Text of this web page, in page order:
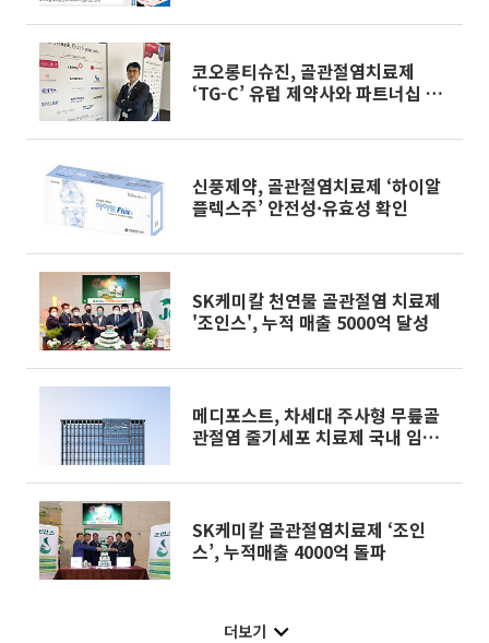
코오롱티슈진, 골관절염치료제
‘TG-C’ 유럽 제약사와 파트너십 모
신풍제약, 골관절염치료제 ‘하이알
플렉스주’ 안전성·유효성 확인
SK케미칼 천연물 골관절염 치료제
'조인스', 누적 매출 5000억 달성
메디포스트, 차세대 주사형 무릎골
관절염 줄기세포 치료제 국내 임상
SK케미칼 골관절염치료제 ‘조인
스’, 누적매출 4000억 돌파
더보기